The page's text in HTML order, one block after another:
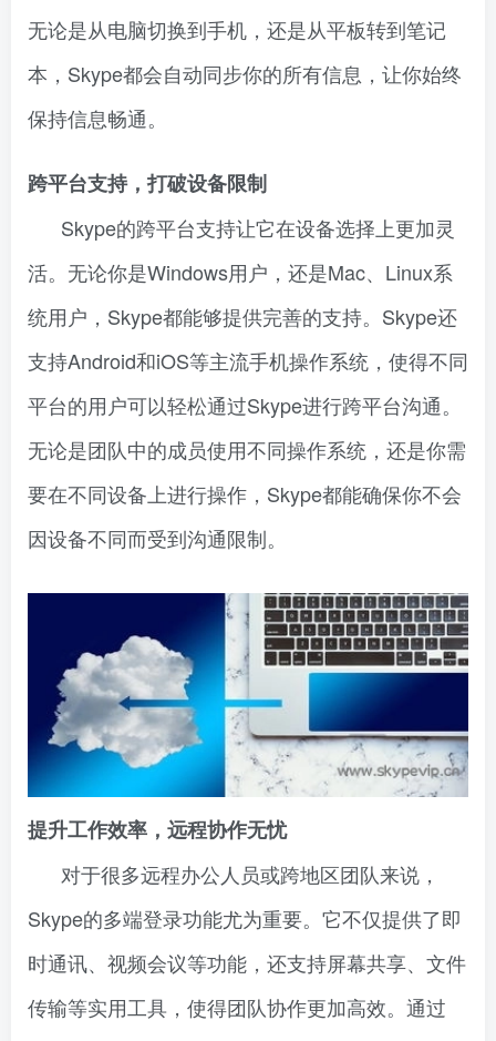
无论是从电脑切换到手机，还是从平板转到笔记
本，Skype都会自动同步你的所有信息，让你始终
保持信息畅通。
跨平台支持，打破设备限制
Skype的跨平台支持让它在设备选择上更加灵
活。无论你是Windows用户，还是Mac、Linux系
统用户，Skype都能够提供完善的支持。Skype还
支持Android和iOS等主流手机操作系统，使得不同
平台的用户可以轻松通过Skype进行跨平台沟通。
无论是团队中的成员使用不同操作系统，还是你需
要在不同设备上进行操作，Skype都能确保你不会
因设备不同而受到沟通限制。
提升工作效率，远程协作无忧
对于很多远程办公人员或跨地区团队来说，
Skype的多端登录功能尤为重要。它不仅提供了即
时通讯、视频会议等功能，还支持屏幕共享、文件
传输等实用工具，使得团队协作更加高效。通过